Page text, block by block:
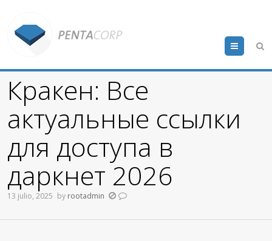
Menu
Кракен: Все
актуальные ссылки
для доступа в
даркнет 2026
13 julio, 2025 by rootadmin